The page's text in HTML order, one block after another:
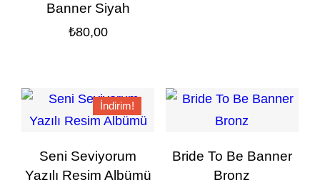
Banner Siyah
₺80,00
İndirim!
Seni Seviyorum
Yazılı Resim Albümü
Bride To Be Banner
Bronz